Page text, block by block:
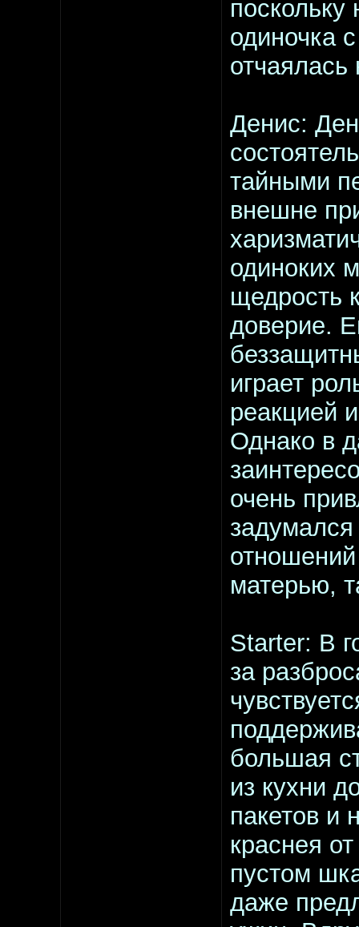
одиночка
отчаялась
Денис:
тайными
внешне
одиноких
щедрость
доверие.
играет
реакцией
Однако в
очень
матерью,
Starter: В
за
большая
из кухни
пакетов и
краснея
пустом
даже